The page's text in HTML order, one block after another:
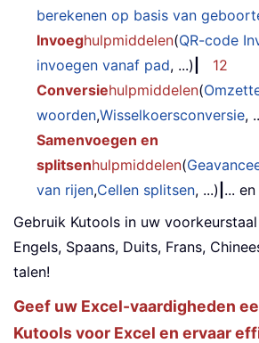
berekenen op basis van
Invoeghulpmiddelen(QR-code
invoegen vanaf pad, ...)
12
Conversiehulpmiddelen(
woorden,Wisselkoersconversie,
Samenvoegen en
splitsenhulpmiddelen(
van rijen,Cellen splitsen, ...) ...
Gebruik Kutools in uw
Engels, Spaans, Duits, Frans,
talen!
Geef uw Excel-vaardigheden
Kutools voor Excel en ervaar